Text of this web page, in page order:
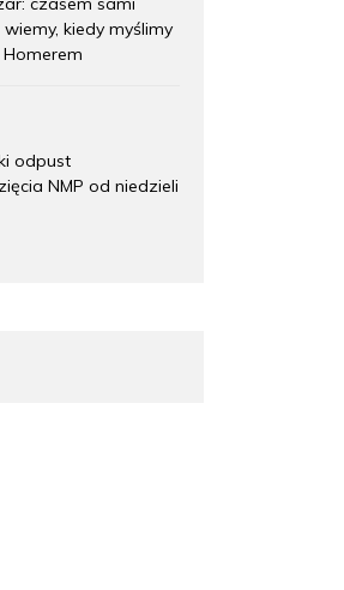
kiedy myślimy
odpust
NMP od niedzieli